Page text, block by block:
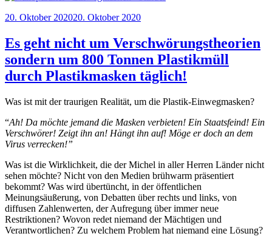
Veröffentlicht
20. Oktober 202020. Oktober 2020
Es geht nicht um Verschwörungstheorien
sondern um 800 Tonnen Plastikmüll
durch Plastikmasken täglich!
Was ist mit der traurigen Realität, um die Plastik-Einwegmasken?
“Ah! Da möchte jemand die Masken verbieten! Ein Staatsfeind! Ein
Verschwörer! Zeigt ihn an! Hängt ihn auf! Möge er doch an dem
Virus verrecken!”
Was ist die Wirklichkeit, die der Michel in aller Herren Länder nicht
sehen möchte? Nicht von den Medien brühwarm präsentiert
bekommt? Was wird übertüncht, in der öffentlichen
Meinungsäußerung, von Debatten über rechts und links, von
diffusen Zahlenwerten, der Aufregung über immer neue
Restriktionen? Wovon redet niemand der Mächtigen und
Verantwortlichen? Zu welchem Problem hat niemand eine Lösung?